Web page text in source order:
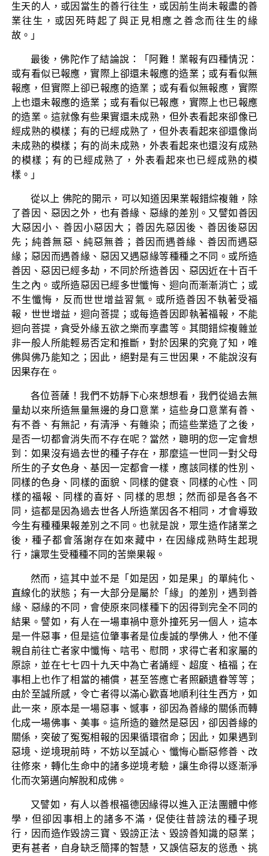
生天的人，或因當生的善行往生，或因前生尚未報盡的善
業往生，或因死時起了與正見相應之善念而往生的緣
故。」
最後，佛陀作了結論說：「阿難！業報有四種情況：
或有看似已報應，實際上卻還未報應的造業；或有看似無
報應，但實際上卻已報應的造業；或有看似無報應，實際
上也還未報應的造業；或有看似已報應，實際上也已報應
的造業。這就像有些果實還未成熟，但外表看起來卻像已
經成熟的模樣；有的已經成熟了，但外表看起來卻還像尚
未成熟的模樣；有的尚未成熟，外表看起來也還沒有成熟
的模樣；有的已經成熟了，外表看起來也已經成熟的模
樣。」
從以上 佛陀的開示，可以知道因果業報錯綜複雜，除
了善因、惡因之外，也有善緣、惡緣的差別。又譬如善因
大惡因小、善因小惡因大；善因先惡因後、善因後惡因
先；純善無惡、純惡無善；善因而遇善緣、善因而遇惡
緣；惡因而遇善緣、惡因又遇惡緣等種種之不同。或所造
善因、惡因已經多劫，不同於所造善因、惡因近在十百千
生之內。或所造惡因已經多世懺悔、迴向而漸漸消亡；或
不生懺悔，反而世世增益習氣。或所造善因不執著受福
報，世世增益，迴向菩提；或每造善因即執著福報，不能
迴向菩提，貪受外緣五欲之樂而享盡等。其間錯綜複雜並
非一般人所能輕易否定和推斷，對於因果的究竟了知，唯
佛與佛乃能知之；因此，絕對是有三世因果，不能說沒有
因果存在。
各位菩薩！我們不妨靜下心來想想看，我們從過去無
量劫以來所造無量無邊的身口意業，這些身口意業有善、
有不善、有無記，有清淨、有雜染；而這些業造了之後，
是否一切都會消失而不存在呢？當然，聰明的您一定會想
到：如果沒有過去世的種子存在，那麼這一世同一對父母
所生的子女色身、基因一定都會一樣，應該同樣的性別、
同樣的色身、同樣的面貌、同樣的健衰、同樣的心性、同
樣的福報、同樣的喜好、同樣的思想；然而卻是各各不
同，這都是因為過去世各人所造業因各不相同，才會導致
今生有種種果報差別之不同。也就是說，眾生造作諸業之
後，種子都會落謝存在如來藏中，在因緣成熟時生起現
行，讓眾生受種種不同的苦樂果報。
然而，這其中並不是「如是因，如是果」的單純化、
直線化的狀態；有一大部分是屬於「緣」的差別，遇到善
緣、惡緣的不同，會使原來同樣種下的因得到完全不同的
結果。譬如，有人在一場車禍中意外撞死另一個人，這本
是一件惡事，但是這位肇事者是位虔誠的學佛人，他不僅
親自前往亡者家中懺悔、唁弔、慰問，求得亡者和家屬的
原諒，並在七七四十九天中為亡者誦經、超度、植福；在
事相上也作了相當的補償，甚至答應亡者照顧遺眷等等；
由於至誠所感，令亡者得以滿心歡喜地順利往生西方，如
此一來，原本是一場惡事、憾事，卻因為善緣的關係而轉
化成一場佛事、美事。這所造的雖然是惡因，卻因善緣的
關係，突破了冤冤相報的因果循環宿命；因此，如果遇到
惡境、逆境現前時，不妨以至誠心、懺悔心斷惡修善、改
往修來，轉化生命中的諸多逆境考驗，讓生命得以逐漸淨
化而次第邁向解脫和成佛。
又譬如，有人以善根福德因緣得以進入正法團體中修
學，但卻因事相上的諸多不滿，促使往昔謗法的種子現
行，因而造作毀謗三寶、毀謗正法、毀謗善知識的惡業；
更有甚者，自身缺乏簡擇的智慧，又誤信惡友的慫恿、挑